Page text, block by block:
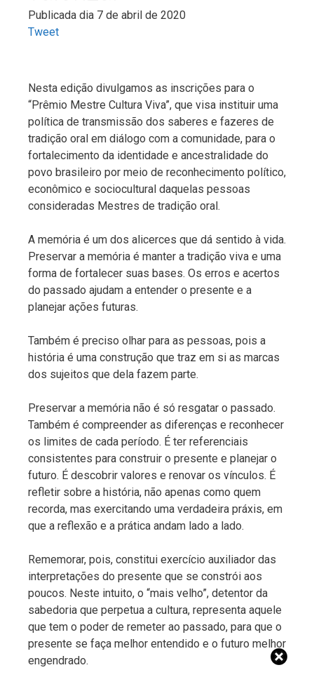
Publicada dia 7 de abril de 2020
Tweet
Nesta edição divulgamos as inscrições para o
“Prêmio Mestre Cultura Viva”, que visa instituir uma
política de transmissão dos saberes e fazeres de
tradição oral em diálogo com a comunidade, para o
fortalecimento da identidade e ancestralidade do
povo brasileiro por meio de reconhecimento político,
econômico e sociocultural daquelas pessoas
consideradas Mestres de tradição oral.
A memória é um dos alicerces que dá sentido à vida.
Preservar a memória é manter a tradição viva e uma
forma de fortalecer suas bases. Os erros e acertos
do passado ajudam a entender o presente e a
planejar ações futuras.
Também é preciso olhar para as pessoas, pois a
história é uma construção que traz em si as marcas
dos sujeitos que dela fazem parte.
Preservar a memória não é só resgatar o passado.
Também é compreender as diferenças e reconhecer
os limites de cada período. É ter referenciais
consistentes para construir o presente e planejar o
futuro. É descobrir valores e renovar os vínculos. É
refletir sobre a história, não apenas como quem
recorda, mas exercitando uma verdadeira práxis, em
que a reflexão e a prática andam lado a lado.
Rememorar, pois, constitui exercício auxiliador das
interpretações do presente que se constrói aos
poucos. Neste intuito, o “mais velho”, detentor da
sabedoria que perpetua a cultura, representa aquele
que tem o poder de remeter ao passado, para que o
presente se faça melhor entendido e o futuro melhor
engendrado.